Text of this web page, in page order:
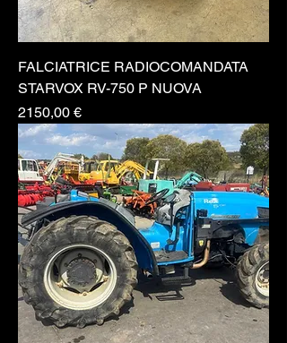
FALCIATRICE RADIOCOMANDATA
STARVOX RV-750 P NUOVA
Prezzo
2150,00 €